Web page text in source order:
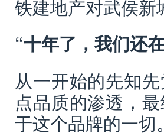
铁建地产对武侯
“十年了，我们还
从一开始的先知
点品质的渗透，
于这个品牌的一切。